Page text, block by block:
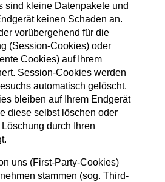
sind kleine Datenpakete und
keinen Schaden an.
vorübergehend für die
(Session-Cookies) oder
Cookies) auf Ihrem
Session-Cookies werden
automatisch gelöscht.
bleiben auf Ihrem Endgerät
diese selbst löschen oder
durch Ihren
uns (First-Party-Cookies)
stammen (sog. Third-